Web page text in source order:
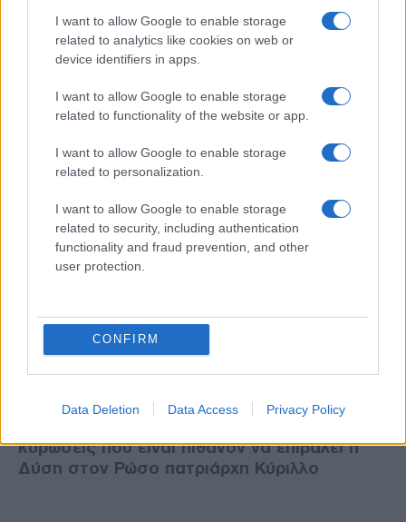
I want to allow Google to enable storage
related to analytics like cookies on web or
device identifiers in apps.
I want to allow Google to enable storage
related to functionality of the website or app.
I want to allow Google to enable storage
related to personalization.
I want to allow Google to enable storage
related to security, including authentication
functionality and fraud prevention, and other
user protection.
CONFIRM
Data Deletion Data Access Privacy Policy
Η εαρινή «σύνοδος των εκλογικών αστέρων»
ΕΚΚΛΗΣΙΑ
09/05/2022 - 00:54
Ο παπά-Παρθένης και ο… ολιγάρχης
κυρώσεις που είναι πιθανόν να επιβάλει η
Δύση στον Ρώσο πατριάρχη Κύριλλο